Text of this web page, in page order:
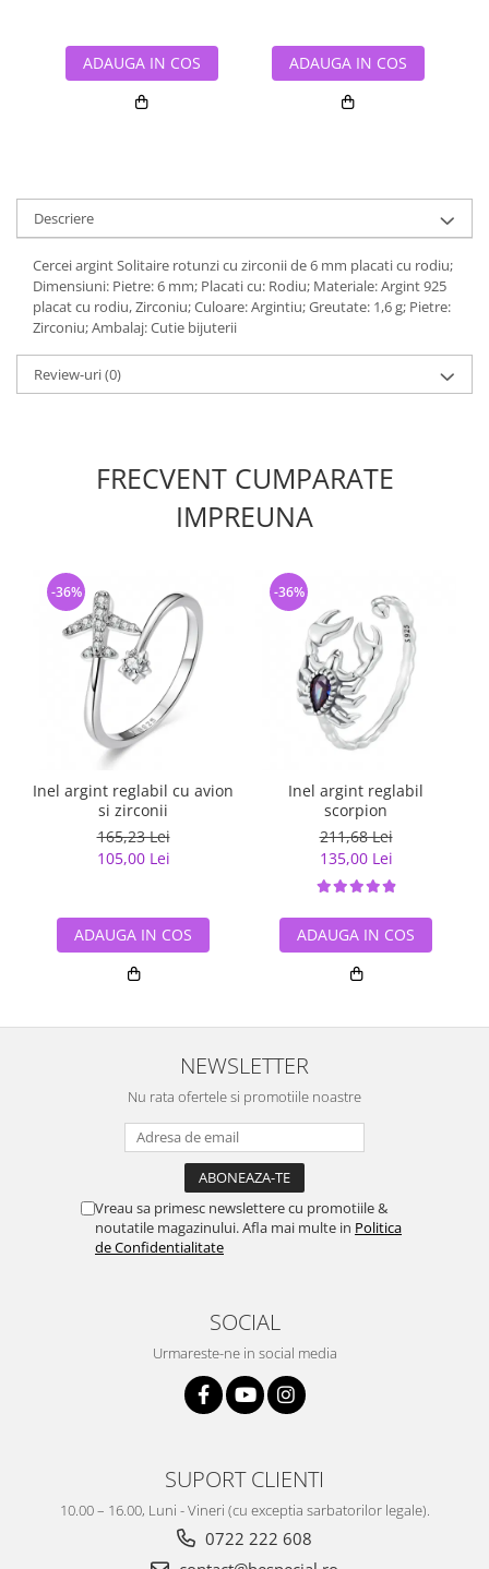
ADAUGA IN COS ADAUGA IN COS
Descriere
Cercei argint Solitaire rotunzi cu zirconii de 6 mm placati cu rodiu;
Dimensiuni: Pietre: 6 mm; Placati cu: Rodiu; Materiale: Argint 925
placat cu rodiu, Zirconiu; Culoare: Argintiu; Greutate: 1,6 g; Pietre:
Zirconiu; Ambalaj: Cutie bijuterii
Review-uri(0)
FRECVENT CUMPARATE
IMPREUNA
Inel argint reglabil cu avion
si zirconii
165,23 Lei
105,00 Lei
-36%
ADAUGA IN COS
Inel argint reglabil
scorpion
211,68 Lei
135,00 Lei
-36%
ADAUGA IN COS
NEWSLETTER
Nu rata ofertele si promotiile noastre
Vreau sa primesc newslettere cu promotiile &
noutatile magazinului. Afla mai multe in Politica
de Confidentialitate
SOCIAL
Urmareste-ne in social media
SUPORT CLIENTI
10.00 – 16.00, Luni - Vineri (cu exceptia sarbatorilor legale).
0722 222 608